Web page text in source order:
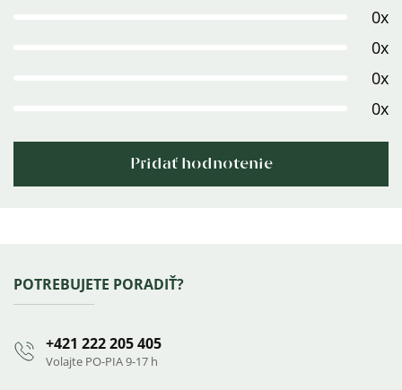
0x
0x
0x
0x
Pridať hodnotenie
Zápätie
POTREBUJETE PORADIŤ?
+421 222 205 405
Volajte PO-PIA 9-17 h